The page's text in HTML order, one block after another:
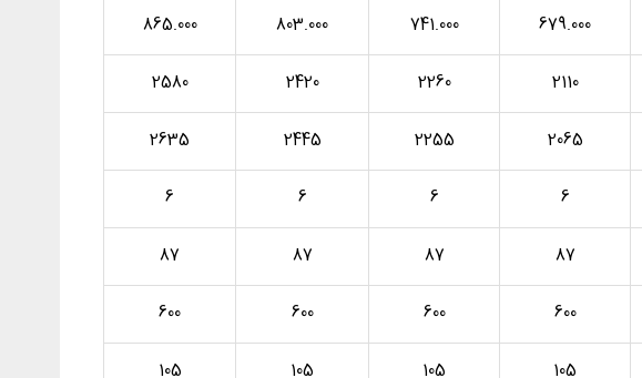
679.000
741.000
803.000
865.000
2110
2260
2420
2580
2065
2255
2445
2635
6
6
6
6
87
87
87
87
600
600
600
600
105
105
105
105